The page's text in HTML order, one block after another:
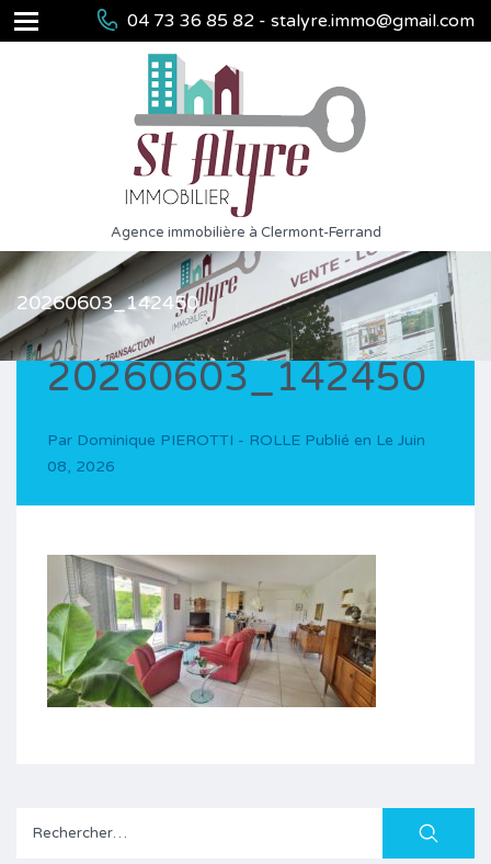
04 73 36 85 82 - stalyre.immo@gmail.com
Agence immobilière à Clermont-Ferrand
20260603_142450
20260603_142450
Par Dominique PIEROTTI - ROLLE Publié en Le Juin
08, 2026
Rechercher :